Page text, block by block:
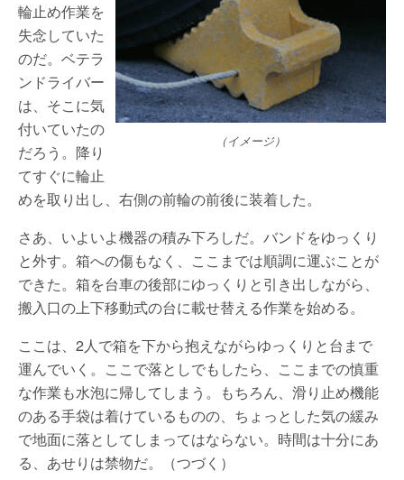
（イメージ）
輪止め作業を
失念していた
のだ。ベテラ
ンドライバー
は、そこに気
付いていたの
だろう。降り
てすぐに輪止
めを取り出し、右側の前輪の前後に装着した。
さあ、いよいよ機器の積み下ろしだ。バンドをゆっくり
と外す。箱への傷もなく、ここまでは順調に運ぶことが
できた。箱を台車の後部にゆっくりと引き出しながら、
搬入口の上下移動式の台に載せ替える作業を始める。
ここは、2人で箱を下から抱えながらゆっくりと台まで
運んでいく。ここで落としでもしたら、ここまでの慎重
な作業も水泡に帰してしまう。もちろん、滑り止め機能
のある手袋は着けているものの、ちょっとした気の緩み
で地面に落としてしまってはならない。時間は十分にあ
る、あせりは禁物だ。（つづく）